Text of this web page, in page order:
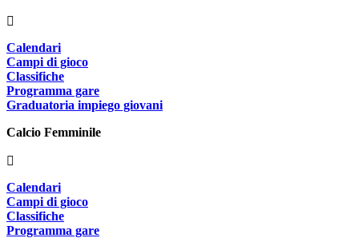
Calendari
Campi di gioco
Classifiche
Programma gare
Graduatoria impiego giovani
Calcio Femminile
Calendari
Campi di gioco
Classifiche
Programma gare